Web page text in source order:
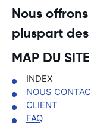
Nous
pluspart
MAP DU SITE
INDEX
NOUS
CLIENT
FAQ